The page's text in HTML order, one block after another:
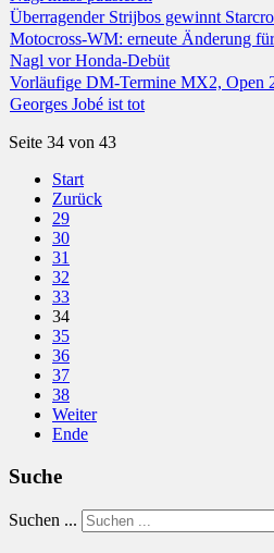
Überragender Strijbos gewinnt
Motocross-WM: erneute Änderung
Nagl vor Honda-Debüt
Vorläufige DM-Termine MX2, Open
Georges Jobé ist tot
Seite 34 von 43
Start
Zurück
29
30
31
32
33
34
35
36
37
38
Weiter
Ende
Suche
Suchen ...